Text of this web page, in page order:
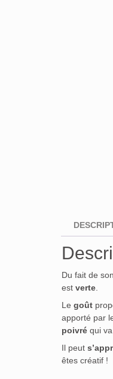
Du fait de
est verte.
Le goût
apporté par
poivré qui
Il peut
êtes créatif !